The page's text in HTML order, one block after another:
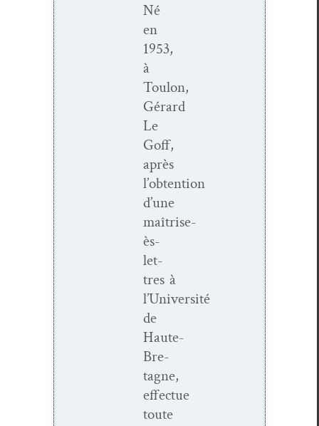
Né
en
1953,
à
Toulon,
Gérard
Le
Goff,
après
l’obtention
d’une
maîtrise-
ès-
let­
tres à
l’Université
de
Haute-
Bre­­
tagne,
effectue
toute